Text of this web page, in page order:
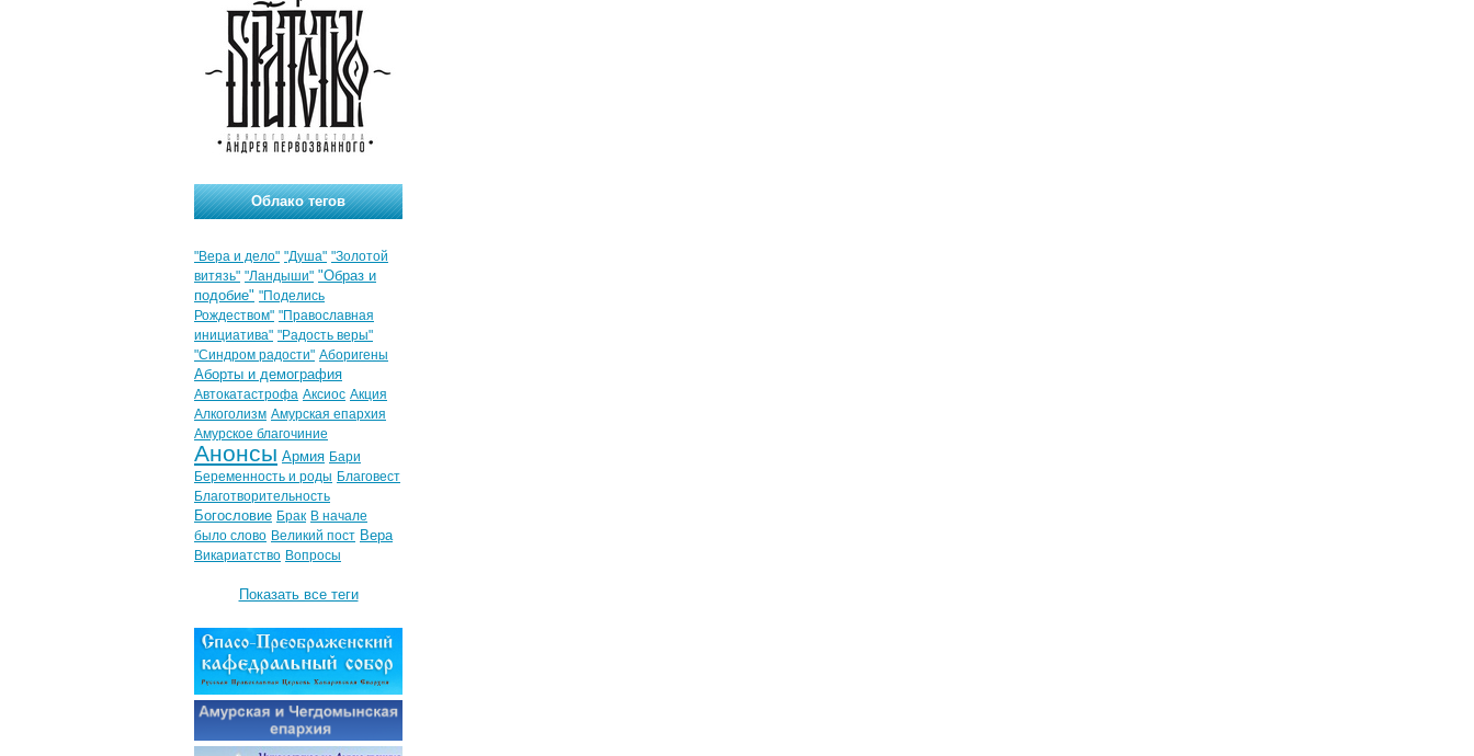
Облако тегов
"Вера и дело" "Душа" "Золотой
витязь" "Ландыши" "Образ и
подобие" "Поделись
Рождеством" "Православная
инициатива" "Радость веры"
"Синдром радости" Аборигены
Аборты и демография
Автокатастрофа Аксиос Акция
Алкоголизм Амурская епархия
Амурское благочиние
Анонсы Армия Бари
Беременность и роды Благовест
Благотворительность
Богословие Брак В начале
было слово Великий пост Вера
Викариатство Вопросы
Показать все теги